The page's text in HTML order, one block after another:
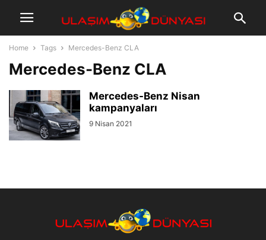
Home Tags Mercedes-Benz CLA
Mercedes-Benz CLA
Mercedes-Benz Nisan
kampanyaları
9 Nisan 2021